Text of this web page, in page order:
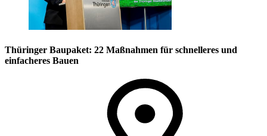
Thüringer Baupaket: 22 Maßnahmen für schnelleres und
einfacheres Bauen